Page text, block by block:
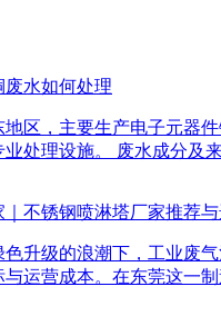
水如何处理
区，主要生产电子元器
处理设施。 废水成分及
｜不锈钢喷淋塔厂家推荐
升级的浪潮下，工业废
运营成本。在东莞这一